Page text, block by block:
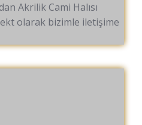
Akrilik Cami Halısı
olarak bizimle iletişime